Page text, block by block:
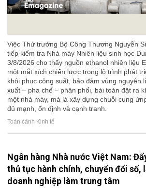
Việc Thứ trưởng Bộ Công Thương Nguyễn
tiếp kiểm tra Nhà máy Nhiên liệu sinh học
3/8/2026 cho thấy nguồn ethanol nhiên liệu
một mắt xích chiến lược trong lộ trình phát
khôi phục công suất, bảo đảm vùng nguyên
xuất – pha chế – phân phối, bài toán đặt ra
một nhà máy, mà là xây dựng chuỗi cung
đủ mạnh, ổn định và cạnh tranh.
Toàn cảnh Kinh tế
Ngân hàng Nhà nước Việt Nam:
thủ tục hành chính, chuyển đổi số,
doanh nghiệp làm trung tâm